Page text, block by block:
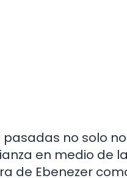
no solo
en medio de
de Ebenezer